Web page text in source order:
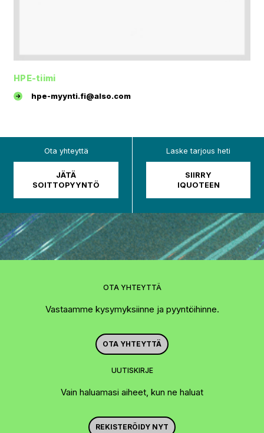
HPE-tiimi
hpe-myynti.fi@also.com
Ota yhteyttä
JÄTÄ
SOITTOPYYNTÖ
Laske tarjous heti
SIIRRY
IQUOTEEN
OTA YHTEYTTÄ
Vastaamme kysymyksiinne ja pyyntöihinne.
OTA YHTEYTTÄ
UUTISKIRJE
Vain haluamasi aiheet, kun ne haluat
REKISTERÖIDY NYT